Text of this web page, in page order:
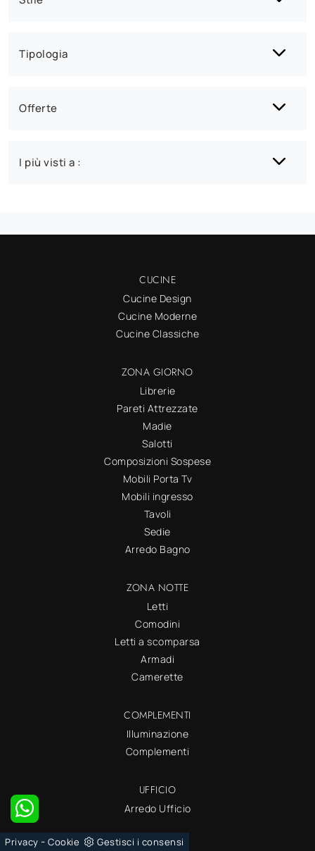
Tipologia
Offerte
I più visti a :
CUCINE
Cucine Design
Cucine Moderne
Cucine Classiche
ZONA GIORNO
Librerie
Pareti Attrezzate
Madie
Salotti
Composizioni Sospese
Mobili Porta Tv
Mobili ingresso
Tavoli
Sedie
Arredo Bagno
ZONA NOTTE
Letti
Comodini
Letti a scomparsa
Armadi
Camerette
COMPLEMENTI
Illuminazione
Complementi
UFFICIO
Arredo Ufficio
OUTDOOR
Privacy - Cookie Gestisci i consensi